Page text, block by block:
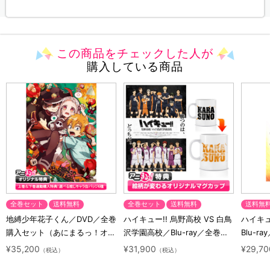
この商品をチェックした人が
購入している商品
全巻セット 送料無料
地縛少年花子くん／DVD／全巻
購入セット（あにまるっ！オリ
ジナル特典付き・送料無料）
¥35,200 （税込）
全巻セット 送料無料
ハイキュー!! 烏野高校 VS 白鳥
沢学園高校／Blu-ray／全巻セ
ット（初回生産限定・アニまる
¥31,900 （税込）
送料無
ハイキ
Blu-ray
ト（初